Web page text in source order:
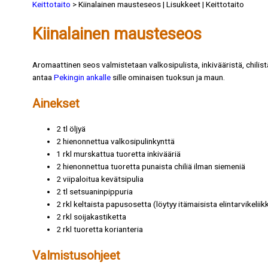
Keittotaito > Kiinalainen mausteseos | Lisukkeet | Keittotaito
Kiinalainen mausteseos
Aromaattinen seos valmistetaan valkosipulista, inkivääristä,
antaaPekingin ankalle sille ominaisen tuoksun ja maun.
Ainekset
2 tl öljyä
2 hienonnettua valkosipulinkynttä
1 rkl murskattua tuoretta inkivääriä
2 hienonnettua tuoretta punaista chiliä ilman siemeniä
2 viipaloitua kevätsipulia
2 tl setsuaninpippuria
2 rkl keltaista papusosetta (löytyy itämaisista
2 rkl soijakastiketta
2 rkl tuoretta korianteria
Valmistusohjeet